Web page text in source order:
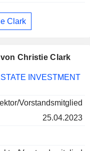
Clark
Christie Clark
INVESTMENT
Vorstandsmitglied
25.04.2023